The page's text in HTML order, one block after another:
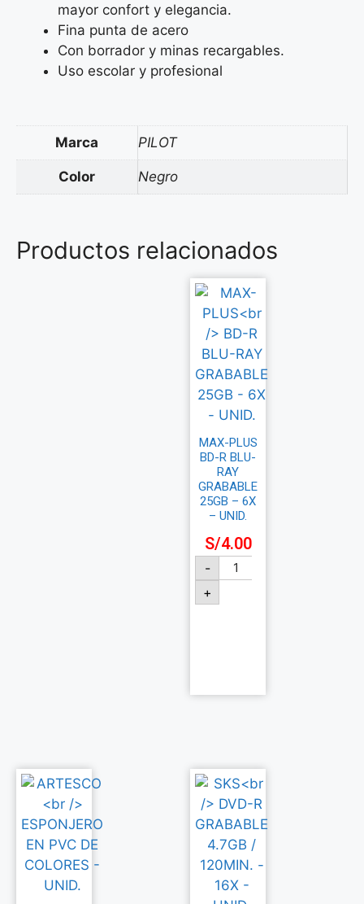
mayor confort y elegancia.
Fina punta de acero
Con borrador y minas recargables.
Uso escolar y profesional
Marca PILOT
Color Negro
Productos relacionados
MAX-PLUS
BD-R BLU-
RAY
GRABABLE
25GB – 6X
– UNID.
S/4.00
-
+